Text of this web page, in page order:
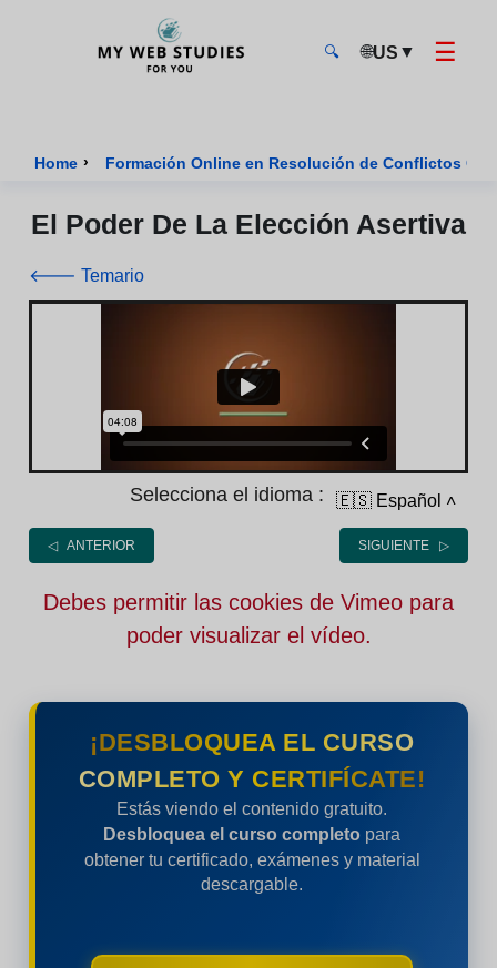
🔍 🌐US ▼ ☰
Home › Formación Online en Resolución de Conflictos
El Poder De La Elección Asertiva
🡐 Temario
Selecciona el idioma : 🇪🇸 Español ˄
◁ ANTERIOR SIGUIENTE ▷
Debes permitir las cookies de Vimeo para
poder visualizar el vídeo.
¡DESBLOQUEA EL CURSO
COMPLETO Y CERTIFÍCATE!
Estás viendo el contenido gratuito.
Desbloquea el curso completo para
obtener tu certificado, exámenes y material
descargable.